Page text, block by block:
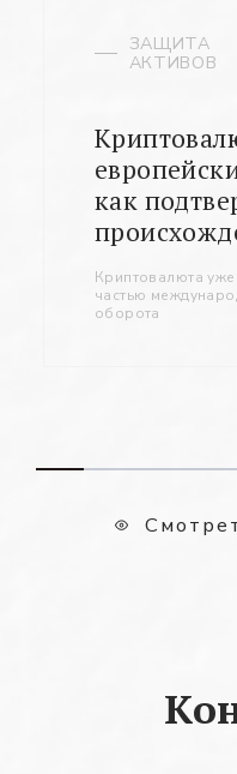
ЗАЩИТА
АКТИВОВ
как
Криптовалюта
частью
оборота